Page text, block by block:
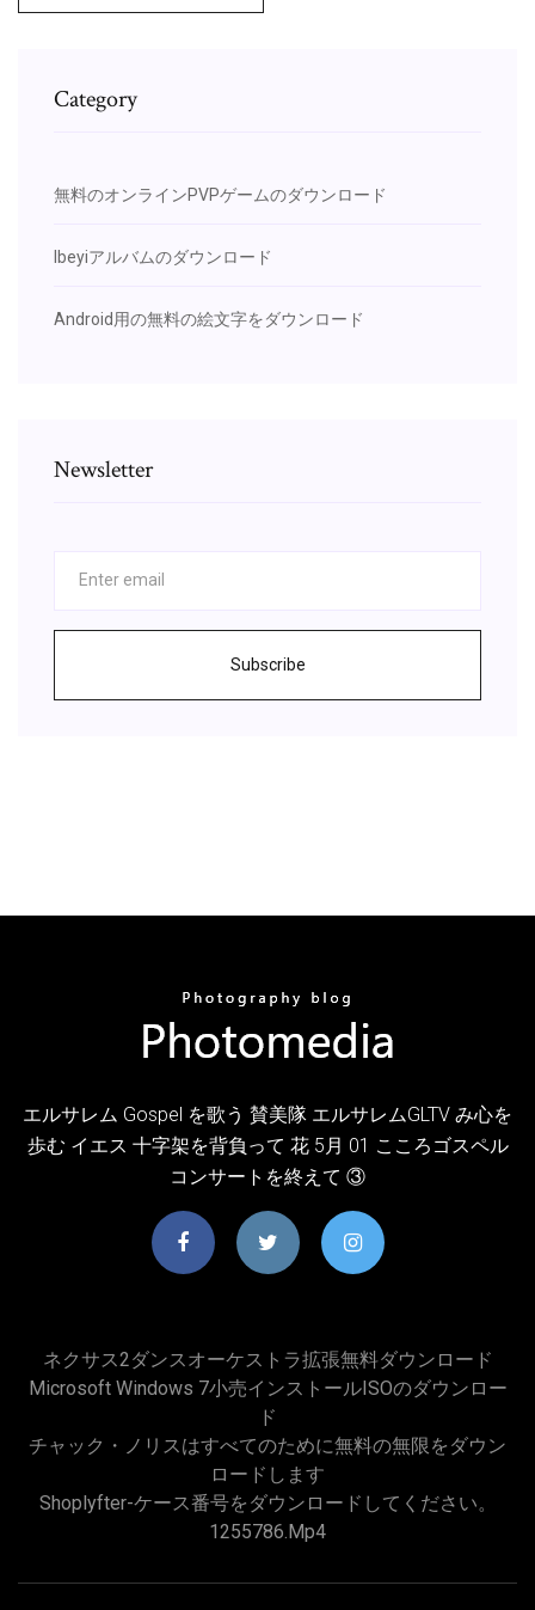
Category
無料のオンラインPVPゲームのダウンロード
Ibeyiアルバムのダウンロード
Android用の無料の絵文字をダウンロード
Newsletter
Subscribe
エルサレム Gospel を歌う 賛美隊 エルサレムGLTV み心を
歩む イエス 十字架を背負って 花 5月 01 こころゴスペル
コンサートを終えて ③
ネクサス2ダンスオーケストラ拡張無料ダウンロード
Microsoft Windows 7小売インストールISOのダウンロー
ド
チャック・ノリスはすべてのために無料の無限をダウン
ロードします
Shoplyfter-ケース番号をダウンロードしてください。
1255786.mp4